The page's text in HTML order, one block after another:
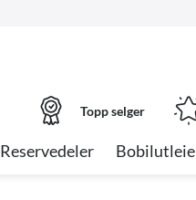
Topp selger
Reservedeler Bobilutleie